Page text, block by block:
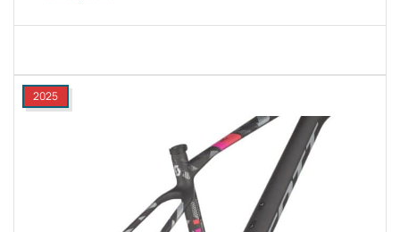
2025